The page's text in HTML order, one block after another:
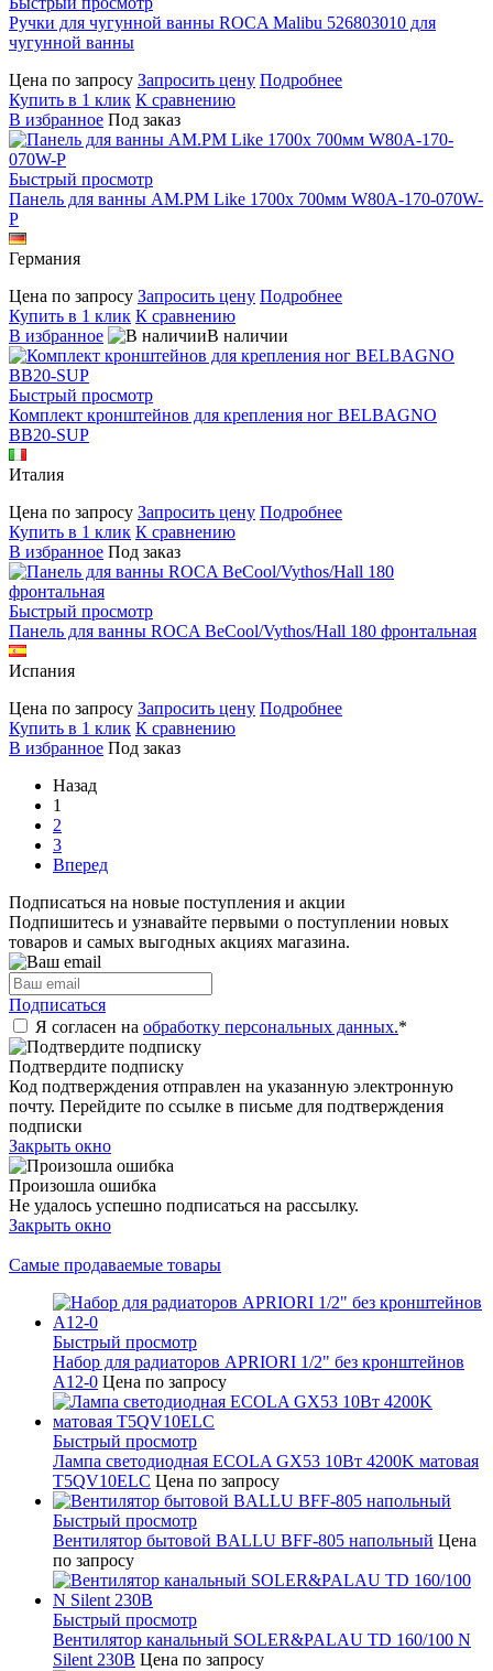
Ручки для чугунной ванны ROCA Malibu 526803010 для
чугунной ванны
Цена по запросу Запросить цену Подробнее
Купить в 1 клик К сравнению
В избранное Под заказ
Быстрый просмотр
Панель для ванны AM.PM Like 1700х 700мм W80A-170-070W-
P
Германия
Цена по запросу Запросить цену Подробнее
Купить в 1 клик К сравнению
В избранное
В наличии
Быстрый просмотр
Комплект кронштейнов для крепления ног BELBAGNO
BB20-SUP
Италия
Цена по запросу Запросить цену Подробнее
Купить в 1 клик К сравнению
В избранное Под заказ
Быстрый просмотр
Панель для ванны ROCA BeCool/Vythos/Hall 180 фронтальная
Испания
Цена по запросу Запросить цену Подробнее
Купить в 1 клик К сравнению
В избранное Под заказ
Назад
1
2
3
Вперед
Подписаться на новые поступления и акции
Подпишитесь и узнавайте первыми о поступлении новых
товаров и самых выгодных акциях магазина.
Подписаться
Я согласен на обработку персональных данных.*
Подтвердите подписку
Код подтверждения отправлен на указанную электронную
почту. Перейдите по ссылке в письме для подтверждения
подписки
Закрыть окно
Произошла ошибка
Не удалось успешно подписаться на рассылку.
Закрыть окно
Самые продаваемые товары
Быстрый просмотр
Набор для радиаторов APRIORI 1/2" без кронштейнов
A12-0 Цена по запросу
Быстрый просмотр
Лампа светодиодная ECOLA GX53 10Вт 4200K матовая
T5QV10ELC Цена по запросу
Быстрый просмотр
Вентилятор бытовой BALLU BFF-805 напольный Цена
по запросу
Быстрый просмотр
Вентилятор канальный SOLER&PALAU TD 160/100 N
Silent 230В Цена по запросу